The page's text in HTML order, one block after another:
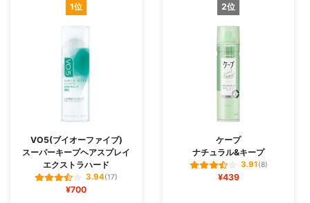
1位
VO5(ブイオーファイブ)
スーパーキープヘアスプレイ
エクストラハード
3.94(17)
¥700
2位
ケープ
ナチュラル&キープ
3.91(8)
¥439